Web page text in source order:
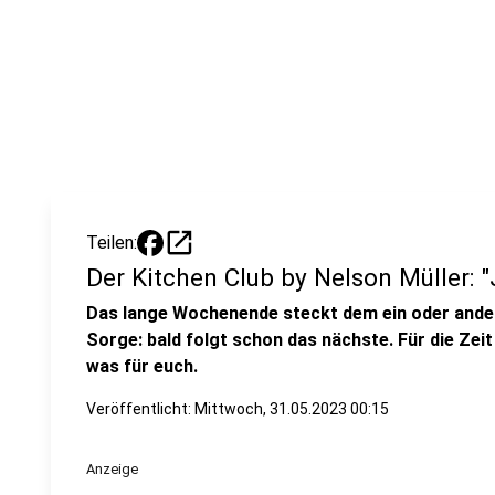
Teilen: open_in_new
Der Kitchen Club by Nelson Müller:
Das lange Wochenende steckt dem ein oder
Sorge: bald folgt schon das nächste. Für die
was für euch.
Veröffentlicht: Mittwoch, 31.05.2023 00:15
Anzeige